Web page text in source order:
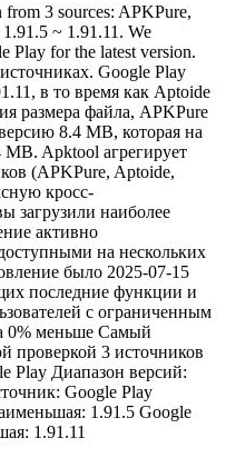
3 sources: APKPure,
~ 1.91.11. We
Play for the latest version.
Google Play
в то время как Aptoide
размера файла, APKPure
8.4 MB, которая на
Apktool агрегирует
(APKPure, Aptoide,
кросс-
загрузили наиболее
активно
на нескольких
было 2025-07-15
последние функции и
с ограниченным
0% меньше Самый
проверкой 3 источников
Play Диапазон версий:
Google Play
1.91.5 Google
1.91.11